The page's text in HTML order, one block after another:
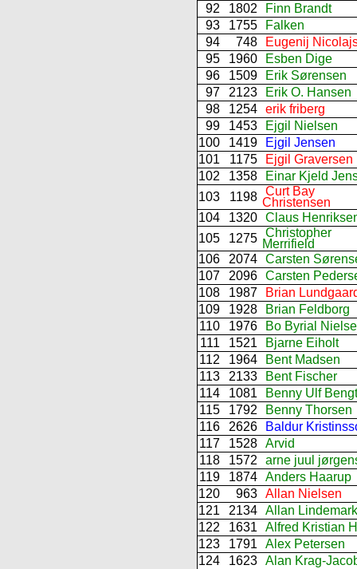
92
1802
Finn Brandt
93
1755
Falken
94
748
Eugenij
95
1960
Esben Dige
96
1509
Erik Sørensen
97
2123
Erik O. Hansen
98
1254 erik friberg
99
1453
Ejgil Nielsen
100
1419
Ejgil Jensen
101
1175
Ejgil Graversen
102
1358
Einar Kjeld
103
1198 Curt Bay
Christensen
104
1320 Claus
105
1275 Christopher
Merrifield
106
2074 Carsten
107
2096 Carsten
108
1987
Brian
109
1928
Brian Feldborg
110
1976
Bo Byrial
111
1521
Bjarne Eiholt
112
1964
Bent Madsen
113
2133
Bent Fischer
114
1081
Benny Ulf
115
1792
Benny Thorsen
116
2626
Baldur
117
1528 Arvid
118
1572
arne juul
119
1874 Anders Haarup
120
963 Allan Nielsen
121
2134 Allan Lindemark
122
1631
Alfred Kristian
123
1791
Alex Petersen
124
1623 Alan Krag-